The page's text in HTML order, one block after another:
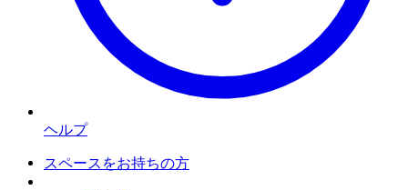
ヘルプ
スペースをお持ちの方